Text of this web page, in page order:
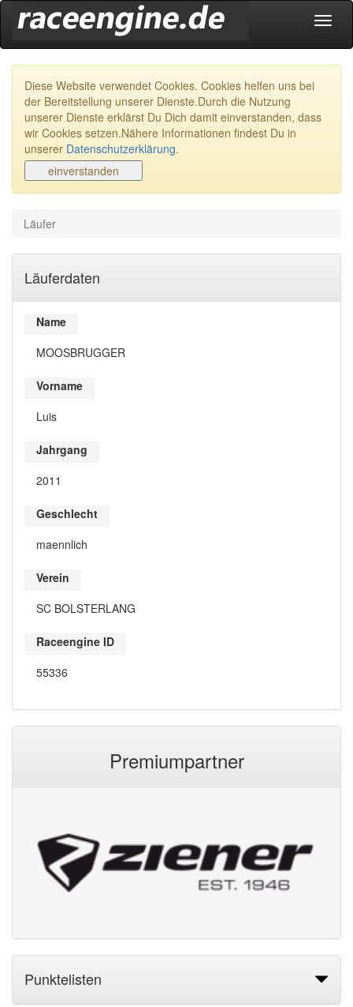
Diese Website verwendet Cookies. Cookies helfen uns bei
der Bereitstellung unserer Dienste.Durch die Nutzung
unserer Dienste erklärst Du Dich damit einverstanden, dass
wir Cookies setzen.Nähere Informationen findest Du in
unserer Datenschutzerklärung.
Läufer
Läuferdaten
Name
MOOSBRUGGER
Vorname
Luis
Jahrgang
2011
Geschlecht
maennlich
Verein
SC BOLSTERLANG
Raceengine ID
55336
Premiumpartner
Punktelisten